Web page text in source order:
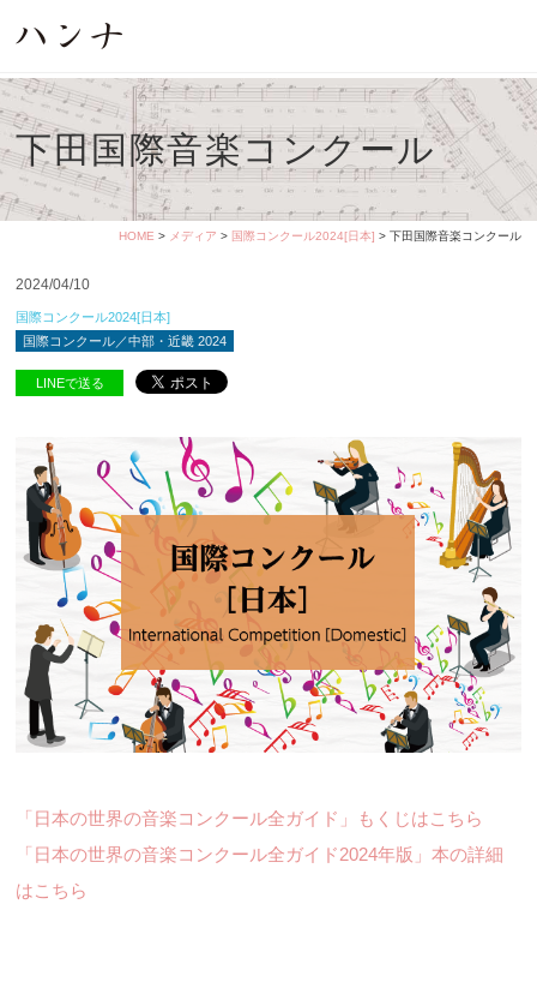
下田国際音楽コンクール
HOME > メディア > 国際コンクール2024[日本] > 下田国際音楽コンクール
2024/04/10
国際コンクール2024[日本]
国際コンクール／中部・近畿 2024
LINEで送る
「日本の世界の音楽コンクール全ガイド」もくじはこちら
「日本の世界の音楽コンクール全ガイド2024年版」本の詳細
はこちら